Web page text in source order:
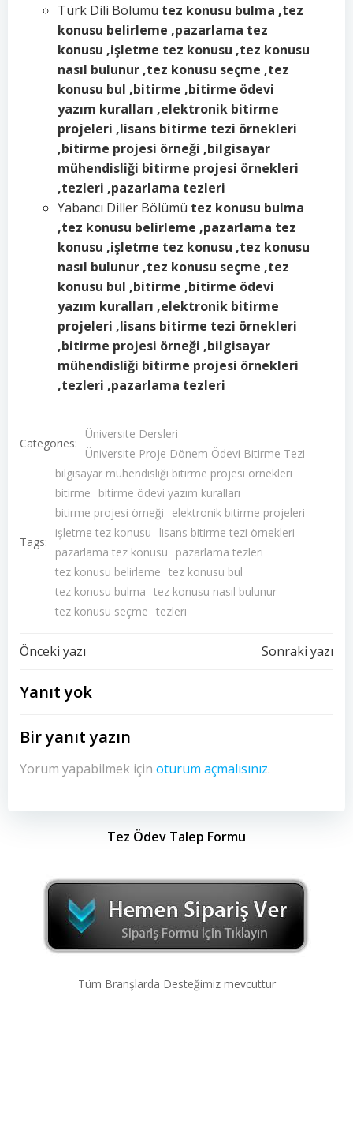
Türk Dili Bölümü tez konusu bulma ,tez
konusu belirleme ,pazarlama tez
konusu ,işletme tez konusu ,tez konusu
nasıl bulunur ,tez konusu seçme ,tez
konusu bul ,bitirme ,bitirme ödevi
yazım kuralları ,elektronik bitirme
projeleri ,lisans bitirme tezi örnekleri
,bitirme projesi örneği ,bilgisayar
mühendisliği bitirme projesi örnekleri
,tezleri ,pazarlama tezleri
Yabancı Diller Bölümü tez konusu bulma
,tez konusu belirleme ,pazarlama tez
konusu ,işletme tez konusu ,tez konusu
nasıl bulunur ,tez konusu seçme ,tez
konusu bul ,bitirme ,bitirme ödevi
yazım kuralları ,elektronik bitirme
projeleri ,lisans bitirme tezi örnekleri
,bitirme projesi örneği ,bilgisayar
mühendisliği bitirme projesi örnekleri
,tezleri ,pazarlama tezleri
Categories:
Üniversite Dersleri
Üniversite Proje Dönem Ödevi Bitirme Tezi
Tags:
bilgisayar mühendisliği bitirme projesi örnekleri
bitirme
bitirme ödevi yazım kuralları
bitirme projesi örneği
elektronik bitirme projeleri
işletme tez konusu
lisans bitirme tezi örnekleri
pazarlama tez konusu
pazarlama tezleri
tez konusu belirleme tez konusu bul
tez konusu bulma tez konusu nasıl bulunur
tez konusu seçme tezleri
Yazı
dolaşımı
Önceki yazı Sonraki yazı
Yanıt yok
Bir yanıt yazın
Yorum yapabilmek için oturum açmalısınız.
Tez Ödev Talep Formu
Tüm Branşlarda Desteğimiz mevcuttur